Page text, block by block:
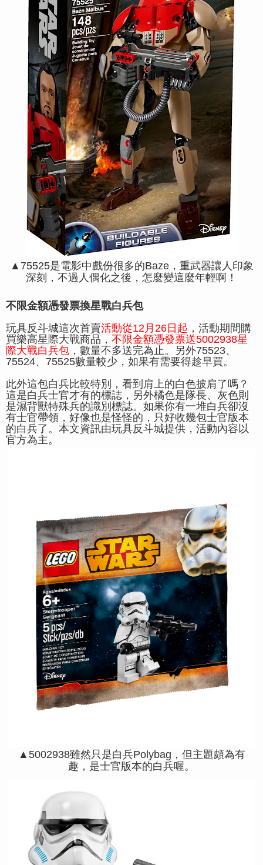
▲75525是電影中戲份很多的Baze，重武器讓人印象
深刻，不過人偶化之後，怎麼變這麼年輕啊！
不限金額憑發票換星戰白兵包
玩具反斗城這次首賣活動從12月26日起 ，活動期間購
買樂高星際大戰商品， 不限金額憑發票送5002938星
際大戰白兵包 ，數量不多送完為止。另外75523、
75524、75525數量較少，如果有需要得趁早買。
此外這包白兵比較特別，看到肩上的白色披肩了嗎？
這是白兵士官才有的標誌，另外橘色是隊長、灰色則
是濕背獸特殊兵的識別標誌。如果你有一堆白兵卻沒
有士官帶領，好像也是怪怪的，只好收幾包士官版本
的白兵了。本文資訊由玩具反斗城提供，活動內容以
官方為主。
▲5002938雖然只是白兵Polybag，但主題頗為有
趣，是士官版本的白兵喔。